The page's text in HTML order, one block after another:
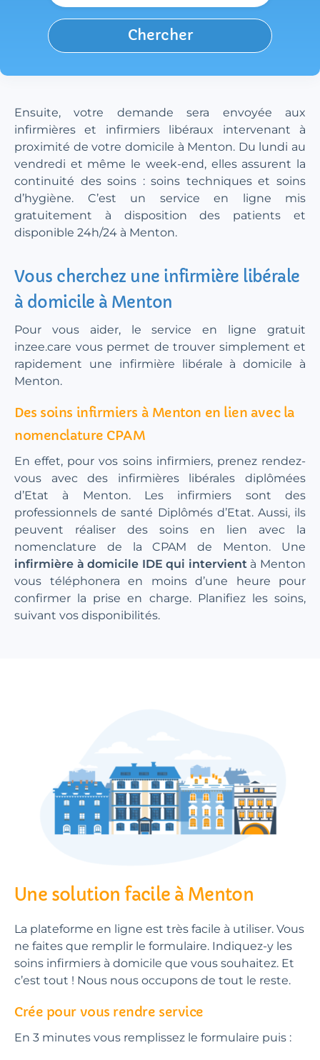
Chercher
Ensuite, votre demande sera envoyée aux
infirmières et infirmiers libéraux intervenant à
proximité de votre domicile à Menton. Du lundi au
vendredi et même le week-end, elles assurent la
continuité des soins : soins techniques et soins
d’hygiène. C’est un service en ligne mis
gratuitement à disposition des patients et
disponible 24h/24 à Menton.
Vous cherchez une infirmière libérale
à domicile à Menton
Pour vous aider, le service en ligne gratuit
inzee.care vous permet de trouver simplement et
rapidement une infirmière libérale à domicile à
Menton.
Des soins infirmiers à Menton en lien avec la
nomenclature CPAM
En effet, pour vos soins infirmiers, prenez rendez-
vous avec des infirmières libérales diplômées
d’Etat à Menton. Les infirmiers sont des
professionnels de santé Diplômés d’Etat. Aussi, ils
peuvent réaliser des soins en lien avec la
nomenclature de la CPAM de Menton. Une
infirmière à domicile IDE qui intervientà Menton
vous téléphonera en moins d’une heure pour
confirmer la prise en charge. Planifiez les soins,
suivant vos disponibilités.
Une solution facile à Menton
La plateforme en ligne est très facile à utiliser. Vous
ne faites que remplir le formulaire. Indiquez-y les
soins infirmiers à domicile que vous souhaitez. Et
c’est tout ! Nous nous occupons de tout le reste.
Crée pour vous rendre service
En 3 minutes vous remplissez le formulaire puis :